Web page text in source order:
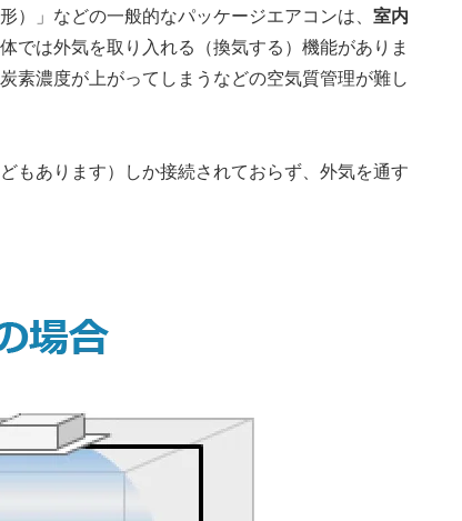
）」などの一般的なパッケージエアコンは、 室内
では外気を取り入れる（換気する）機能がありま
素濃度が上がってしまうなどの空気質管理が難し
もあります）しか接続されておらず、外気を通す